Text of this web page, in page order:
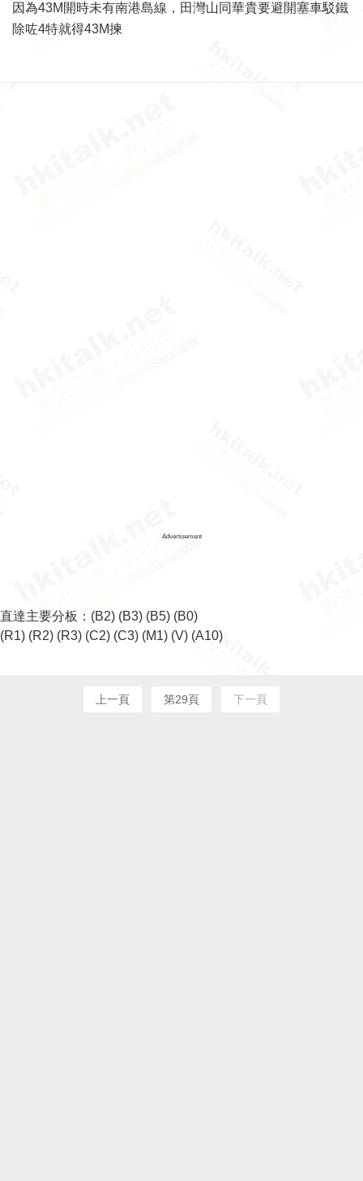
因為43M開時未有南港島線，田灣山同華貴要避開塞車駁鐵
除咗4特就得43M揀
Advertisement
直達主要分板： (B2) (B3) (B5) (B0)
(R1) (R2) (R3) (C2) (C3) (M1) (V) (A10)
上一頁 第29頁 下一頁